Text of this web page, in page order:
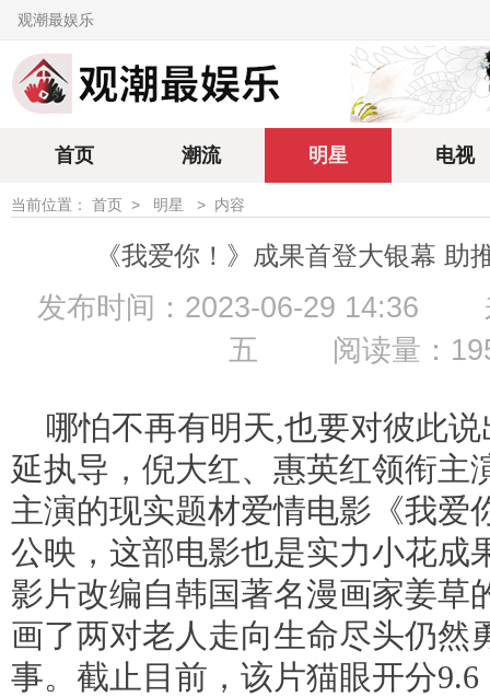
观潮最娱乐
首页 潮流 明星 电视
当前位置： 首页 > 明星 > 内容
《我爱你！》成果首登大银幕 助
发布时间：2023-06-29 14:36
五
阅读量：
哪怕不再有明天,也要对彼此
延执导，倪大红、惠英红领衔主
主演的现实题材爱情电影《我爱
公映，这部电影也是实力小花成
影片改编自韩国著名漫画家姜草
画了两对老人走向生命尽头仍然
事。截止目前，该片猫眼开分